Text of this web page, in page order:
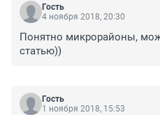
Гость
4 ноября 2018, 20:30
Понятно микрорайоны,
статью))
Гость
1 ноября 2018, 15:53